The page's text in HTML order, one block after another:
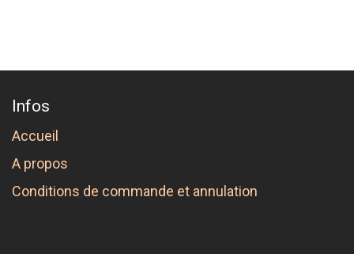
Infos
Accueil
A propos
Conditions de commande et annulation